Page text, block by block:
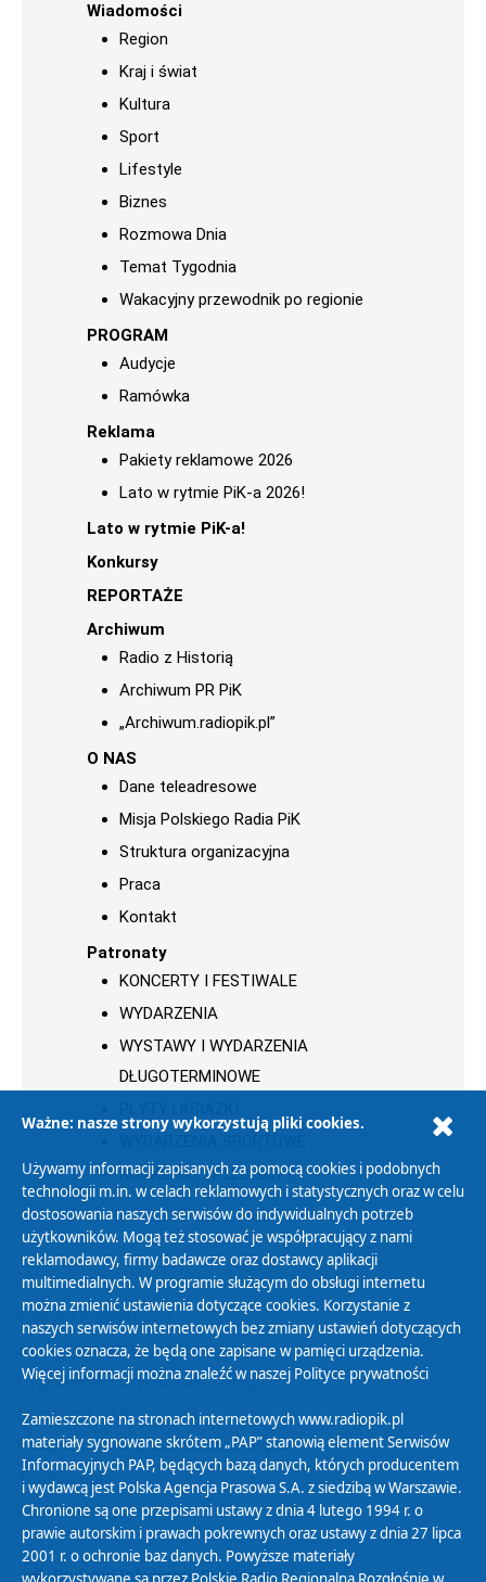
Wiadomości
Region
Kraj i świat
Kultura
Sport
Lifestyle
Biznes
Rozmowa Dnia
Temat Tygodnia
Wakacyjny przewodnik po regionie
PROGRAM
Audycje
Ramówka
Reklama
Pakiety reklamowe 2026
Lato w rytmie PiK-a 2026!
Lato w rytmie PiK-a!
Konkursy
REPORTAŻE
Archiwum
Radio z Historią
Archiwum PR PiK
„Archiwum.radiopik.pl”
O NAS
Dane teleadresowe
Misja Polskiego Radia PiK
Struktura organizacyjna
Praca
Kontakt
Patronaty
KONCERTY I FESTIWALE
WYDARZENIA
WYSTAWY I WYDARZENIA
DŁUGOTERMINOWE
KONKURSY I PLEBISCYTY
Polityka Prywatności
Zasady korzystania z Serwisu
Organizacje Pożytku Publicznego
Cyfryzacja DAB+
Polityka ochrony danych osobowych
Abonament
Zamówienia publiczne
Biuletyn Informacji Publicznej
Ważne: nasze strony wykorzystują pliki cookies.
Używamy informacji zapisanych za pomocą cookies i podobnych
technologii m.in. w celach reklamowych i statystycznych oraz w celu
dostosowania naszych serwisów do indywidualnych potrzeb
użytkowników. Mogą też stosować je współpracujący z nami
reklamodawcy, firmy badawcze oraz dostawcy aplikacji
multimedialnych. W programie służącym do obsługi internetu
można zmienić ustawienia dotyczące cookies. Korzystanie z
naszych serwisów internetowych bez zmiany ustawień dotyczących
cookies oznacza, że będą one zapisane w pamięci urządzenia.
Więcej informacji można znaleźć w naszej Polityce prywatności
Zamieszczone na stronach internetowych www.radiopik.pl
materiały sygnowane skrótem „PAP” stanowią element Serwisów
Informacyjnych PAP, będących bazą danych, których producentem
i wydawcą jest Polska Agencja Prasowa S.A. z siedzibą w Warszawie.
Chronione są one przepisami ustawy z dnia 4 lutego 1994 r. o
prawie autorskim i prawach pokrewnych oraz ustawy z dnia 27 lipca
2001 r. o ochronie baz danych. Powyższe materiały